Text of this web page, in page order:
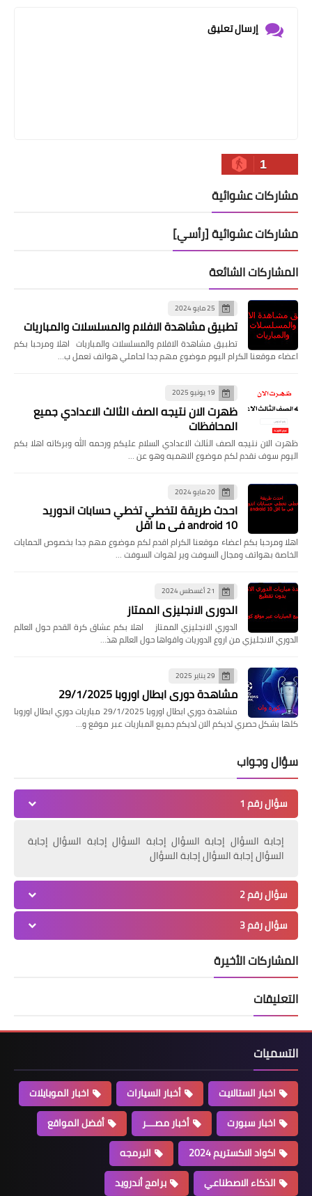
إرسال تعليق
1
مشاركات عشوائية
مشاركات عشوائية [رأسي]
المشاركات الشائعة
25 مايو 2024
تطبيق مشاهدة الافلام والمسلسلات والمباريات
تطبيق مشاهدة الافلام والمسلسلات والمباريات اهلا ومرحبا بكم
اعضاء موقعنا الكرام اليوم موضوع مهم جدا لحاملي هواتف تعمل ب…
19 يونيو 2025
ظهرت الان نتيجه الصف الثالث الاعدادي جميع
المحافظات
ظهرت الان نتيجه الصف الثالث الاعدادي السلام عليكم ورحمه الله وبركاته اهلا بكم
اليوم سوف نقدم لكم موضوع الاهميه وهو عن …
20 مايو 2024
احدث طريقة لتخطي تخطي حسابات اندوريد
android 10 في ما اقل
اهلا ومرحبا بكم اعضاء موقعنا الكرام اقدم لكم موضوع مهم جدا بخصوص الحمايات
الخاصة بهواتف ومجال السوفت وير لهوات السوفت …
21 أغسطس 2024
الدوري الانجليزي الممتاز
الدوري الانجليزي الممتاز اهلا بكم عشاق كرة القدم حول العالم
الدوري الانجليزي من اروع الدوريات واقواها حول العالم هذ…
29 يناير 2025
مشاهدة دوري ابطال اوروبا 29/1/2025
مشاهدة دوري ابطال اوروبا 29/1/2025 مباريات دوري ابطال اوروبا
كلها بشكل حصري لديكم الان لديكم جميع المباريات عبر موقع و…
سؤال وجواب
سؤال رقم 1
إجابة السؤال إجابة السؤال إجابة السؤال إجابة السؤال إجابة
السؤال إجابة السؤال إجابة السؤال
سؤال رقم 2
سؤال رقم 3
المشاركات الأخيرة
التعليقات
التسميات
اخبار الستالايت أخبار السيارات
اخبار الموبايلات
اخبار سبورت
أخبار مصـــر
أفضل المواقع
اكواد الاكستريم 2024
البرمجه
الذكاء الاصطناعي
برامج أندرويد